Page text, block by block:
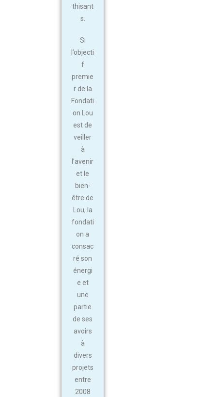
thisant
s.
Si
l’objecti
f
premie
r de la
Fondati
on Lou
est de
veiller
à
l’avenir
et le
bien-
être de
Lou, la
fondati
on a
consac
ré son
énergi
e et
une
partie
de ses
avoirs
à
divers
projets
entre
2008